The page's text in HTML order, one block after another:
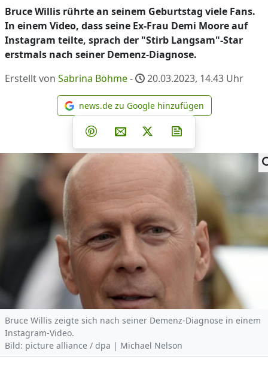
Bruce Willis rührte an seinem Geburtstag viele Fans.
In einem Video, dass seine Ex-Frau Demi Moore auf
Instagram teilte, sprach der "Stirb Langsam"-Star
erstmals nach seiner Demenz-Diagnose.
Erstellt von Sabrina Böhme- 20.03.2023, 14.43 Uhr
news.de zu Google
news.de zu Google hinzufügen
Teilen auf Facebook
Teilen auf Whatsapp
Teilen auf Telegram
Teilen auf Pinterest
Per E-Mail teilen
Post auf X
Bruce Willis zeigte sich nach seiner Demenz-Diagnose in einem
Instagram-Video.
Bild: picture alliance / dpa | Michael Nelson